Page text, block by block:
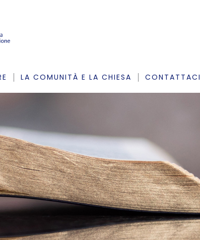
LA COMUNITÀ E LA CHIESA CONTATTACI